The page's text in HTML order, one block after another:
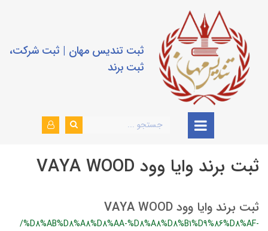
ثبت تندیس مهان | ثبت شرکت،
ثبت برند
ثبت برند وایا وود VAYA WOOD
ثبت برند وایا وود VAYA WOOD
/%D8%AB%D8%A8%D8%AA-%D8%A8%D8%B1%D9%86%D8%AF-